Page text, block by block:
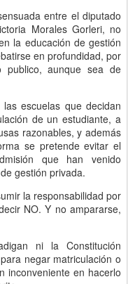
entre el diputado
Morales Gorleri, no
la educación de gestión
en profundidad, por
publico, aunque sea de
escuelas que decidan
de un estudiante, a
razonables, y además
se pretende evitar el
que han venido
gestión privada.
la responsabilidad por
NO. Y no ampararse,
ni la Constitución
negar matriculación o
inconveniente en hacerlo